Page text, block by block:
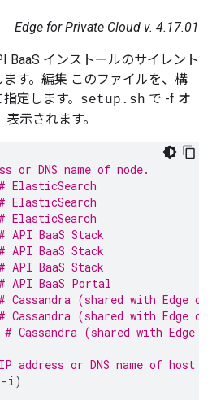
Edge for Private Cloud v. 4.17.01
BaaS インストールのサイレント
す。編集 このファイルを、構
定します。 setup.sh で -f オ
示されます。
or DNS name of node.
ElasticSearch
ElasticSearch
ElasticSearch
API BaaS Stack
API BaaS Stack
API BaaS Stack
API BaaS Portal
Cassandra (shared with Edge
Cassandra (shared with Edge
# Cassandra (shared with Edge
address or DNS name of
-i)